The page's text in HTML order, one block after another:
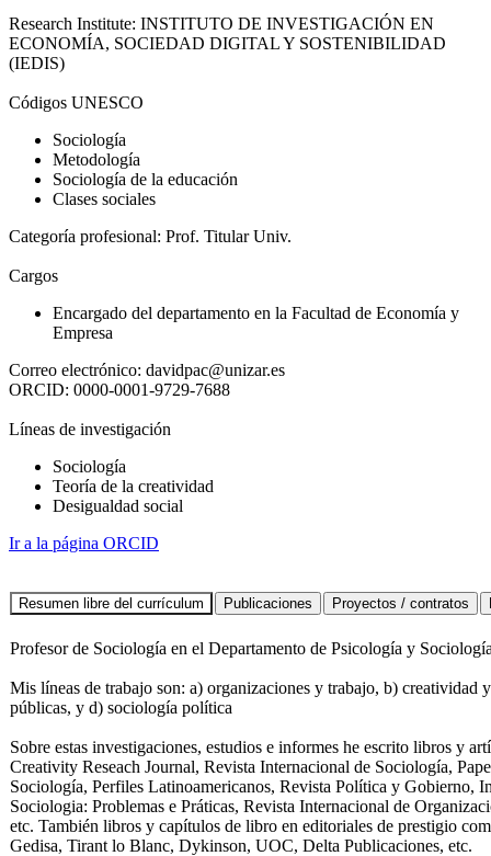
Research Institute: INSTITUTO DE INVESTIGACIÓN EN
ECONOMÍA, SOCIEDAD DIGITAL Y SOSTENIBILIDAD
(IEDIS)
Códigos UNESCO
Sociología
Metodología
Sociología de la educación
Clases sociales
Categoría profesional: Prof. Titular Univ.
Cargos
Encargado del departamento en la Facultad de Economía y
Empresa
Correo electrónico: davidpac@unizar.es
ORCID: 0000-0001-9729-7688
Líneas de investigación
Sociología
Teoría de la creatividad
Desigualdad social
Ir a la página ORCID
Profesor de Sociología en el Departamento de Psicología y
Mis líneas de trabajo son: a) organizaciones y trabajo, b) creatividad
públicas, y d) sociología política
Sobre estas investigaciones, estudios e informes he escrito libros y
Creativity Reseach Journal, Revista Internacional de Sociología,
Sociología, Perfiles Latinoamericanos, Revista Política y Gobierno,
Sociologia: Problemas e Práticas, Revista Internacional de
etc. También libros y capítulos de libro en editoriales de prestigio
Gedisa, Tirant lo Blanc, Dykinson, UOC, Delta Publicaciones, etc.